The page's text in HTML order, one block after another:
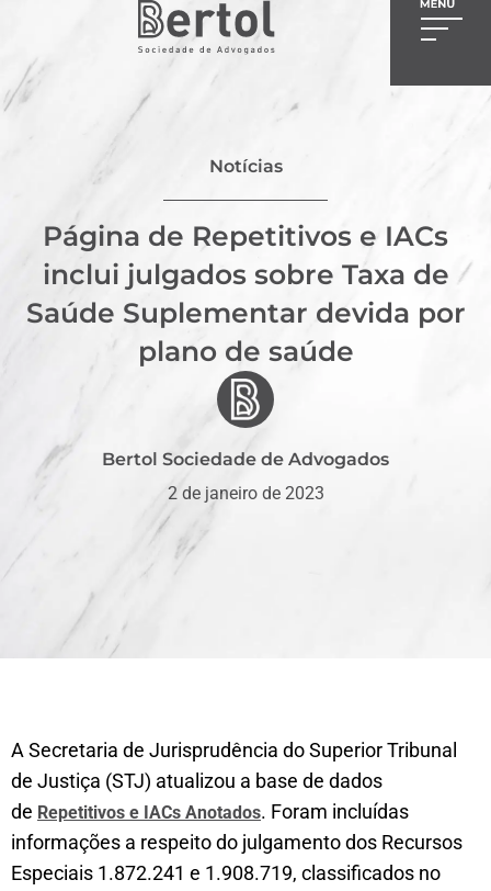
Notícias
Página de Repetitivos e IACs
inclui julgados sobre Taxa de
Saúde Suplementar devida por
plano de saúde
Bertol Sociedade de Advogados
2 de janeiro de 2023
A Secretaria de Jurisprudência do Superior Tribunal
de Justiça (STJ) atualizou a base de dados
de Repetitivos e IACs Anotados. Foram incluídas
informações a respeito do julgamento dos Recursos
Especiais 1.872.241 e 1.908.719, classificados no